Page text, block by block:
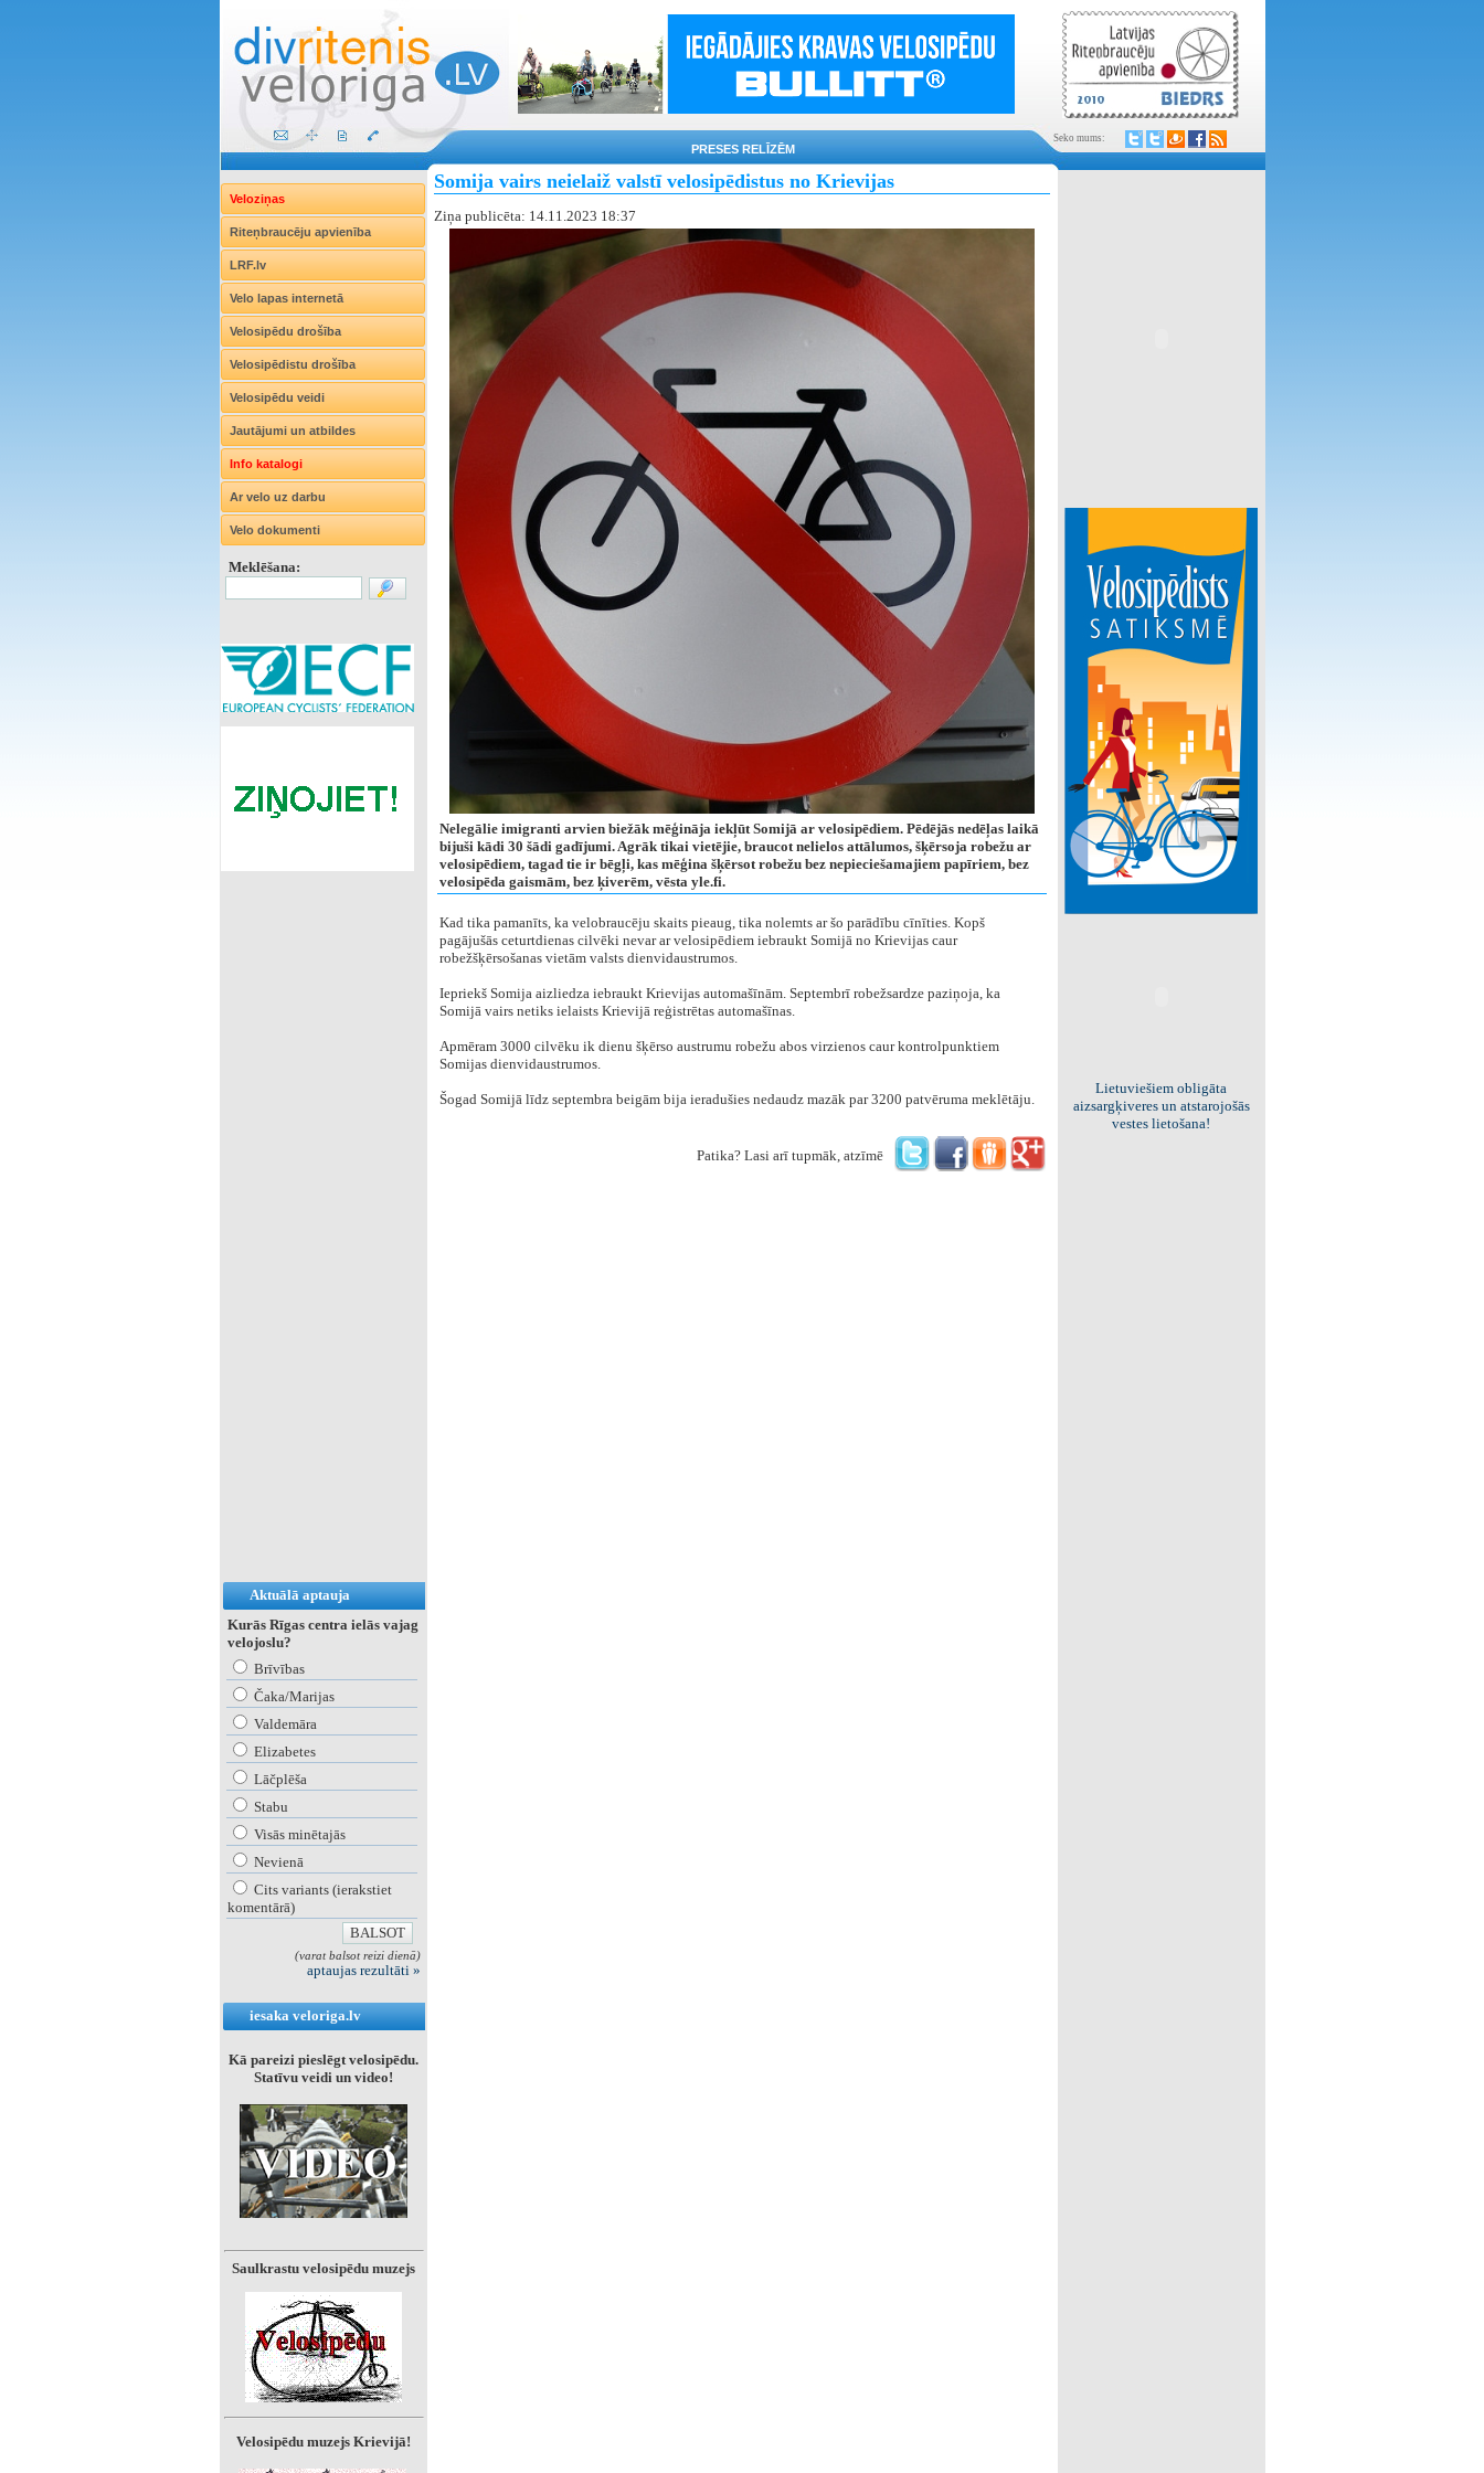
PRESES RELĪZĒM
Seko mums:
Veloziņas
Riteņbraucēju apvienība
LRF.lv
Velo lapas internetā
Velosipēdu drošība
Velosipēdistu drošība
Velosipēdu veidi
Jautājumi un atbildes
Info katalogi
Ar velo uz darbu
Velo dokumenti
Meklēšana:
Aktuālā aptauja
Kurās Rīgas centra ielās vajag
velojoslu?
Brīvības
Čaka/Marijas
Valdemāra
Elizabetes
Lāčplēša
Stabu
Visās minētajās
Nevienā
Cits variants (ierakstiet
komentārā)
(varat balsot reizi dienā)
aptaujas rezultāti »
iesaka veloriga.lv
Kā pareizi pieslēgt velosipēdu.
Statīvu veidi un video!
Saulkrastu velosipēdu muzejs
Velosipēdu muzejs Krievijā!
Somija vairs neielaiž valstī velosipēdistus no Krievijas
Ziņa publicēta: 14.11.2023 18:37
Nelegālie imigranti arvien biežāk mēģināja iekļūt Somijā ar velosipēdiem. Pēdējās nedēļas laikā
bijuši kādi 30 šādi gadījumi. Agrāk tikai vietējie, braucot nelielos attālumos, šķērsoja robežu ar
velosipēdiem, tagad tie ir bēgļi, kas mēģina šķērsot robežu bez nepieciešamajiem papīriem, bez
velosipēda gaismām, bez ķiverēm, vēsta yle.fi.
Kad tika pamanīts, ka velobraucēju skaits pieaug, tika nolemts ar šo parādību cīnīties. Kopš
pagājušās ceturtdienas cilvēki nevar ar velosipēdiem iebraukt Somijā no Krievijas caur
robežšķērsošanas vietām valsts dienvidaustrumos.
Iepriekš Somija aizliedza iebraukt Krievijas automašīnām. Septembrī robežsardze paziņoja, ka
Somijā vairs netiks ielaists Krievijā reģistrētas automašīnas.
‌Apmēram 3000 cilvēku ik dienu šķērso austrumu robežu abos virzienos caur kontrolpunktiem
Somijas dienvidaustrumos.
Šogad Somijā līdz septembra beigām bija ieradušies nedaudz mazāk par 3200 patvēruma meklētāju.
Patika? Lasi arī tupmāk, atzīmē
Viss par "Kritisko masu"!
Kolekcionējam saites uz resursiem
internetā!